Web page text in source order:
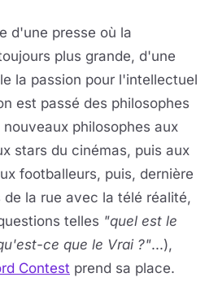
d'une presse où la
plus grande, d'une
la passion pour l'intellectuel
est passé des philosophes
philosophes aux
stars du cinémas, puis aux
footballeurs, puis, dernière
la rue avec la télé réalité,
telles "quel est le
ce que le Vrai ?"...),
Contest prend sa place.